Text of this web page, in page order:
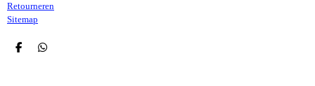
Retourneren
Sitemap
D
D